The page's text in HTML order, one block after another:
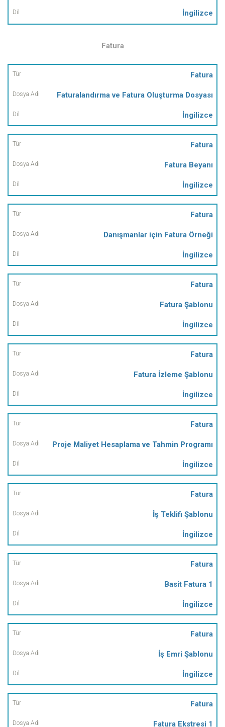
İngilizce
Fatura
Tür
Dosya
Dil
Fatura
Faturalandırma ve Fatura Oluşturma Dosyası
İngilizce
Fatura
Fatura Beyanı
İngilizce
Fatura
Danışmanlar için Fatura Örneği
İngilizce
Fatura
Fatura Şablonu
İngilizce
Fatura
Fatura İzleme Şablonu
İngilizce
Fatura
Proje Maliyet Hesaplama ve Tahmin Programı
İngilizce
Fatura
İş Teklifi Şablonu
İngilizce
Fatura
Basit Fatura 1
İngilizce
Fatura
İş Emri Şablonu
İngilizce
Fatura
Fatura Ekstresi 1